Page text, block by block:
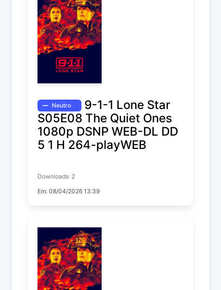
Neutro
9-1-1 Lone Star
S05E08 The Quiet Ones
1080p DSNP WEB-DL DD
5 1 H 264-playWEB
Temp. 5 EP. 8
Downloads: 2
Em: 08/04/2026 13:39